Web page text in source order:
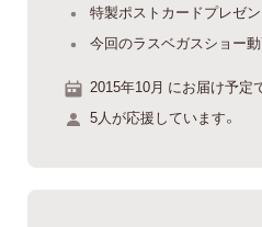
特製ポストカードプレゼン
今回のラスベガスショー
2015年10月 にお届け予定
5人が応援しています。